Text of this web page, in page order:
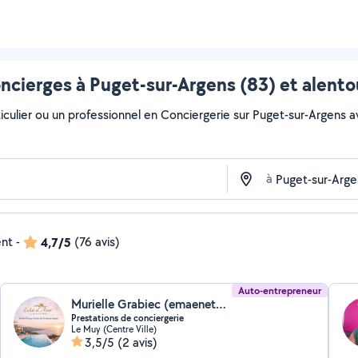
à Puget-sur-Argens (83) et
ou un professionnel en Conciergerie sur Puget-sur-Argens
à
- 4,7/5 (76 avis)
Auto-entrepreneur
Murielle Grabiec (emaenet83)
Prestations de conciergerie
Le Muy (Centre Ville)
3,5/5 (2 avis)